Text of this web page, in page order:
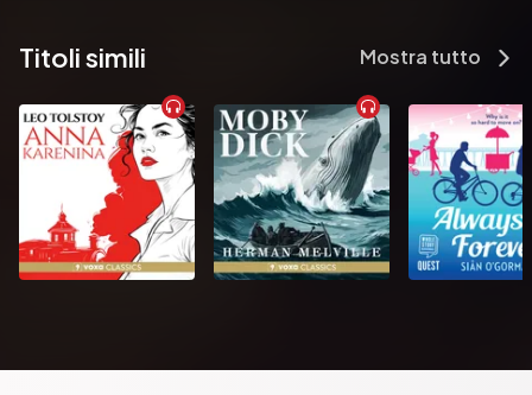
Titoli simili Mostra tutto